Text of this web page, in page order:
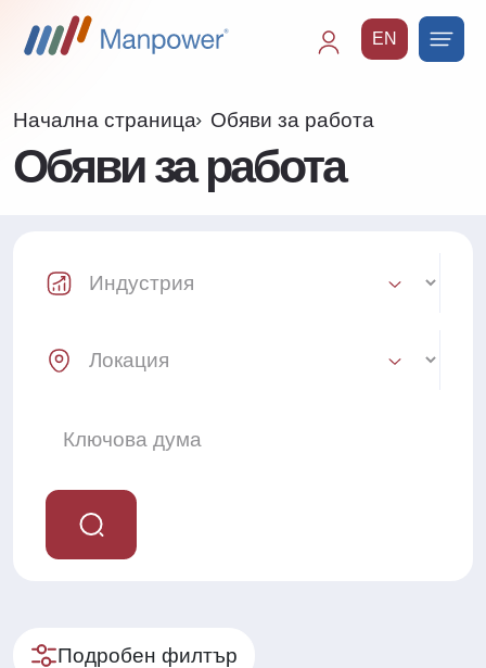
EN
Начална страница Обяви за работа
Обяви за работа
Industry Select
Location Select
Подробен филтър